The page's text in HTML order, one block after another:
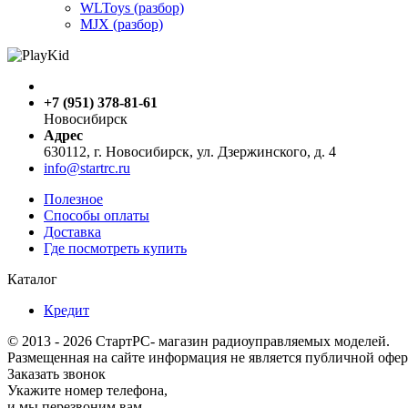
WLToys (разбор)
MJX (разбор)
+7 (951) 378-81-61
Новосибирск
Адрес
630112, г. Новосибирск, ул. Дзержинского, д. 4
info@startrc.ru
Полезное
Способы оплаты
Доставка
Где посмотреть купить
Каталог
Кредит
© 2013 - 2026 СтартРС- магазин радиоуправляемых моделей.
Размещенная на сайте информация не является публичной
Заказать звонок
Укажите номер телефона,